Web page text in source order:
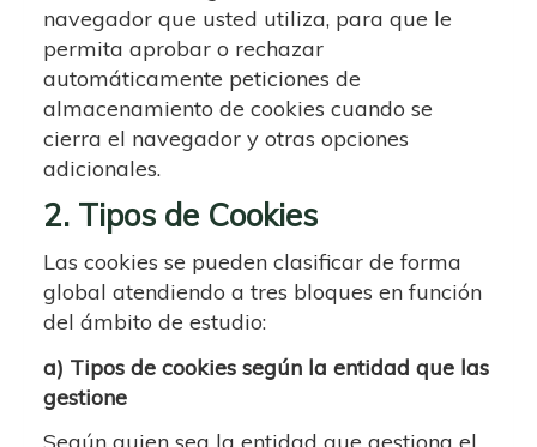
navegador que usted utiliza, para que le
permita aprobar o rechazar
automáticamente peticiones de
almacenamiento de cookies cuando se
cierra el navegador y otras opciones
adicionales.
2. Tipos de Cookies
Las cookies se pueden clasificar de forma
global atendiendo a tres bloques en función
del ámbito de estudio:
a) Tipos de cookies según la entidad que las
gestione